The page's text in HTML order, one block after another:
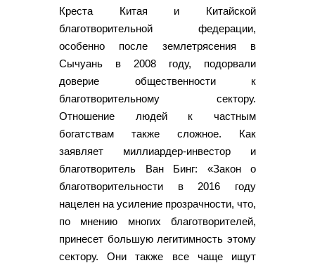
Креста Китая и Китайской
благотворительной федерации,
особенно после землетрясения в
Сычуань в 2008 году, подорвали
доверие общественности к
благотворительному сектору.
Отношение людей к частным
богатствам также сложное. Как
заявляет миллиардер-инвестор и
благотворитель Ван Бинг: «Закон о
благотворительности в 2016 году
нацелен на усиление прозрачности, что,
по мнению многих благотворителей,
принесет большую легитимность этому
сектору. Они также все чаще ищут